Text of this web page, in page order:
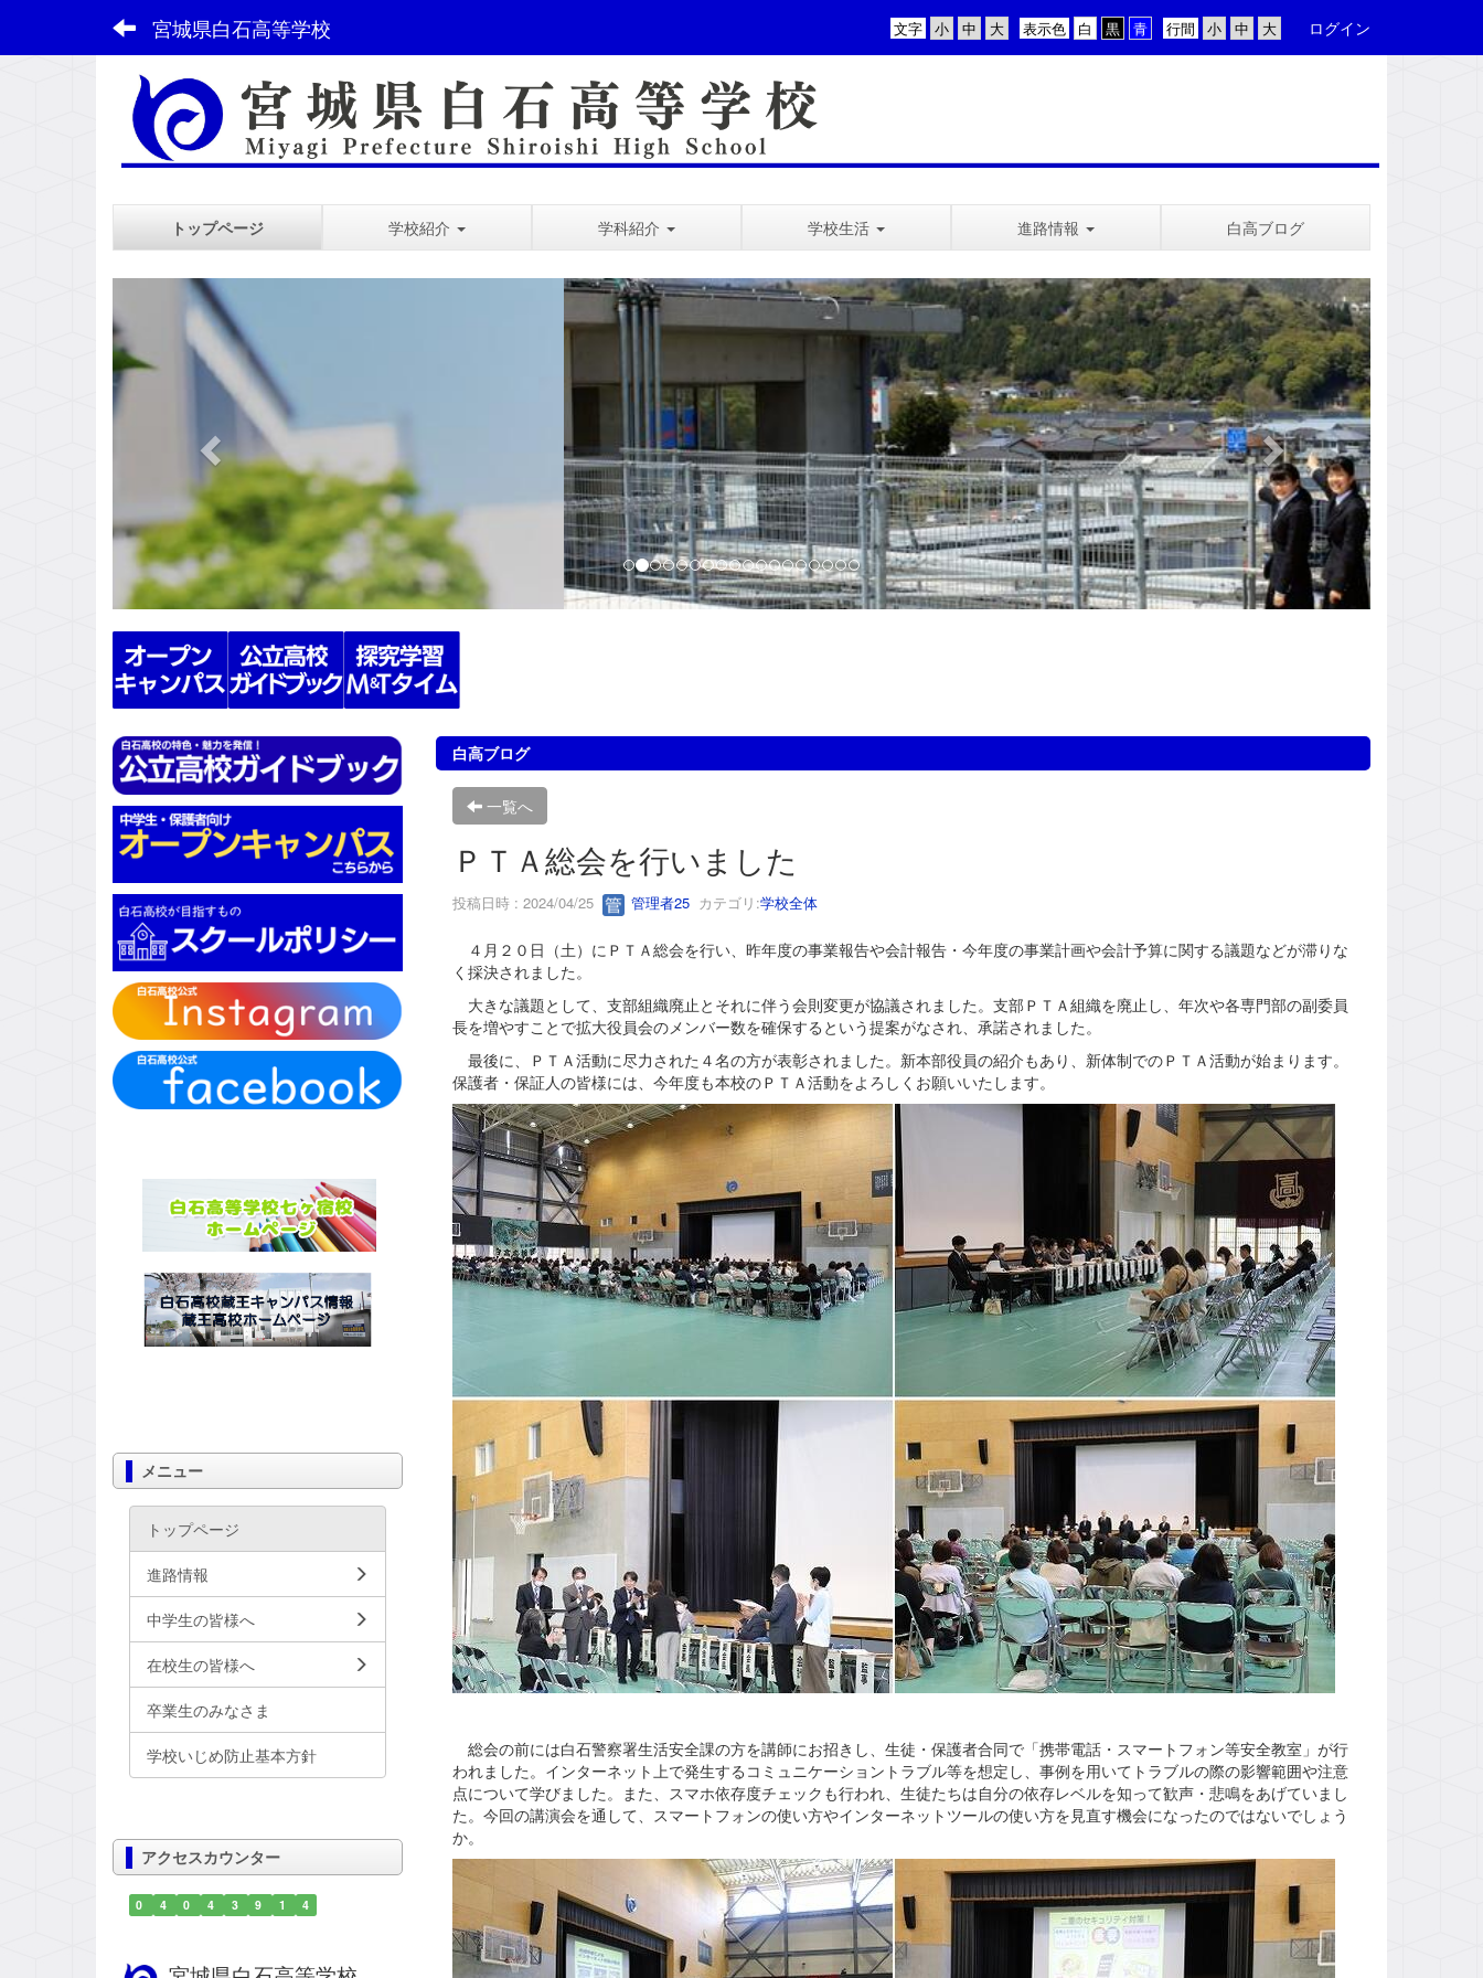
宮城県白石高等学校 行間
表示色
文字 ログイン
トップページ 学校紹介 学科紹介 学校生活 進路情報 白高ブログ
スペース
p
r
e
v
o
u
s
n
e
x
t
白高ブログ
一覧へ
ＰＴＡ総会を行いました
投稿日時 : 2024/04/25 管理者25カテゴリ:学校全体
４月２０日（土）にＰＴＡ総会を行い、昨年度の事業報告や会計報告・今年度の事業計画や会計予算に関する議題などが滞りな
く採決されました。
大きな議題として、支部組織廃止とそれに伴う会則変更が協議されました。支部ＰＴＡ組織を廃止し、年次や各専門部の副委員
長を増やすことで拡大役員会のメンバー数を確保するという提案がなされ、承諾されました。
最後に、ＰＴＡ活動に尽力された４名の方が表彰されました。新本部役員の紹介もあり、新体制でのＰＴＡ活動が始まります。
保護者・保証人の皆様には、今年度も本校のＰＴＡ活動をよろしくお願いいたします。
総会の前には白石警察署生活安全課の方を講師にお招きし、生徒・保護者合同で「携帯電話・スマートフォン等安全教室」が行
われました。インターネット上で発生するコミュニケーショントラブル等を想定し、事例を用いてトラブルの際の影響範囲や注意
点について学びました。また、スマホ依存度チェックも行われ、生徒たちは自分の依存レベルを知って歓声・悲鳴をあげていまし
た。今回の講演会を通して、スマートフォンの使い方やインターネットツールの使い方を見直す機会になったのではないでしょう
か。
メニュー
トップページ
進路情報
中学生の皆様へ
在校生の皆様へ
卒業生のみなさま
学校いじめ防止基本方針
アクセスカウンター
0 4 0 4 3 9 1 4